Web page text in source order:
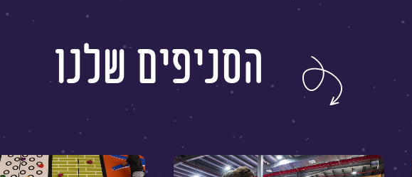
הסניפים שלנו